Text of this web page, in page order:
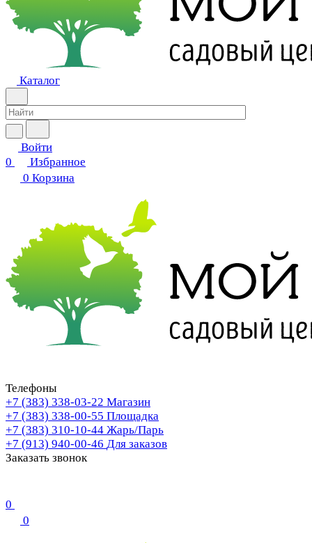
Каталог
Войти
0
Избранное
0 Корзина
Телефоны
+7 (383) 338-03-22 Магазин
+7 (383) 338-00-55 Площадка
+7 (383) 310-10-44 Жарь/Парь
+7 (913) 940-00-46 Для заказов
Заказать звонок
0
0